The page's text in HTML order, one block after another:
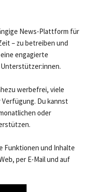
News-Plattform für
– zu betreiben und
engagierte
werbefrei, viele
Du kannst
oder
Funktionen und Inhalte
per E-Mail und auf